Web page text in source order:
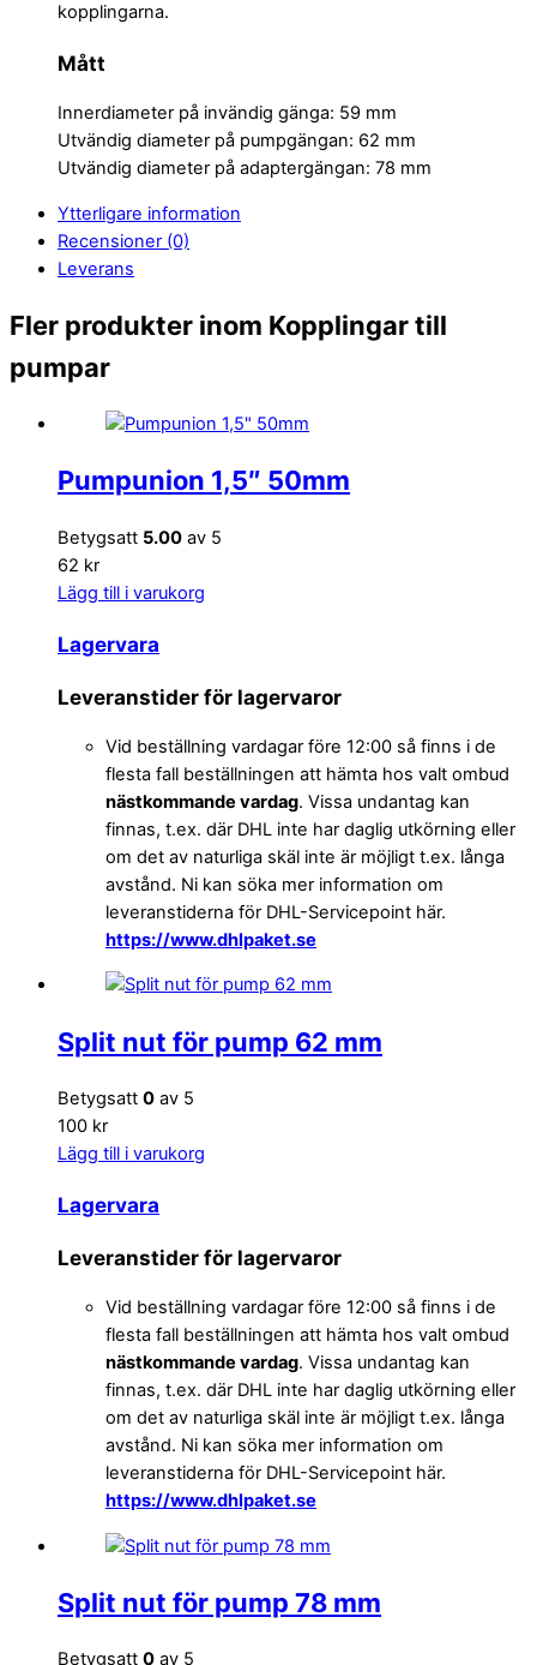
kopplingarna.
Mått
Innerdiameter på invändig gänga: 59 mm
Utvändig diameter på pumpgängan: 62 mm
Utvändig diameter på adaptergängan: 78 mm
Ytterligare information
Recensioner (0)
Leverans
Fler produkter inom Kopplingar till
pumpar
Pumpunion 1,5″ 50mm
Betygsatt 5.00 av 5
62 kr
Lägg till i varukorg
Lagervara
Leveranstider för lagervaror
Vid beställning vardagar före 12:00 så finns i de
flesta fall beställningen att hämta hos valt ombud
nästkommande vardag. Vissa undantag kan
finnas, t.ex. där DHL inte har daglig utkörning eller
om det av naturliga skäl inte är möjligt t.ex. långa
avstånd. Ni kan söka mer information om
leveranstiderna för DHL-Servicepoint här.
https://www.dhlpaket.se
Split nut för pump 62 mm
Betygsatt 0 av 5
100 kr
Lägg till i varukorg
Lagervara
Leveranstider för lagervaror
Vid beställning vardagar före 12:00 så finns i de
flesta fall beställningen att hämta hos valt ombud
nästkommande vardag. Vissa undantag kan
finnas, t.ex. där DHL inte har daglig utkörning eller
om det av naturliga skäl inte är möjligt t.ex. långa
avstånd. Ni kan söka mer information om
leveranstiderna för DHL-Servicepoint här.
https://www.dhlpaket.se
Split nut för pump 78 mm
Betygsatt 0 av 5